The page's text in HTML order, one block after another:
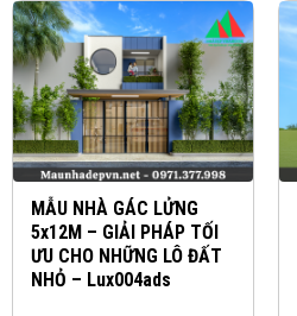
MẪU NHÀ GÁC LỬNG
5x12M – GIẢI PHÁP TỐI
ƯU CHO NHỮNG LÔ ĐẤT
NHỎ – Lux004ads